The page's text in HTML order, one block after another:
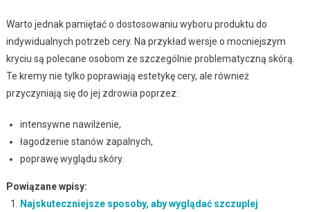
Warto jednak pamiętać o dostosowaniu wyboru produktu do
indywidualnych potrzeb cery. Na przykład wersje o mocniejszym
kryciu są polecane osobom ze szczególnie problematyczną skórą.
Te kremy nie tylko poprawiają estetykę cery, ale również
przyczyniają się do jej zdrowia poprzez:
intensywne nawilżenie,
łagodzenie stanów zapalnych,
poprawę wyglądu skóry.
Powiązane wpisy:
Najskuteczniejsze sposoby, aby wyglądać szczuplej